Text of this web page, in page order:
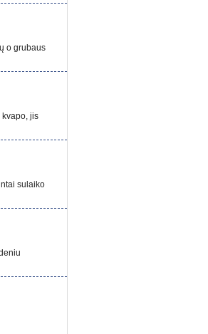
o grubaus
jis
sulaiko